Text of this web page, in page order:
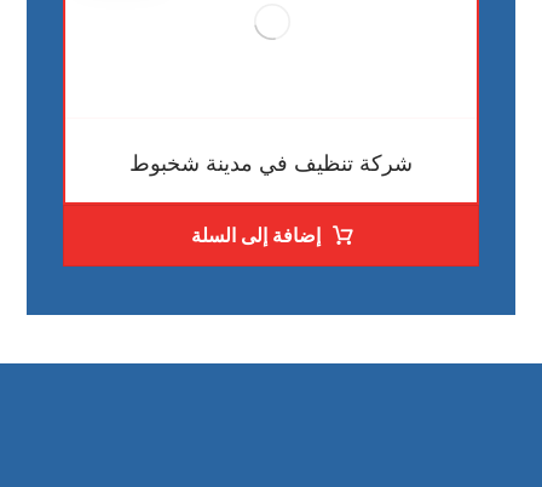
شركة تنظيف في مدينة شخبوط
إضافة إلى السلة